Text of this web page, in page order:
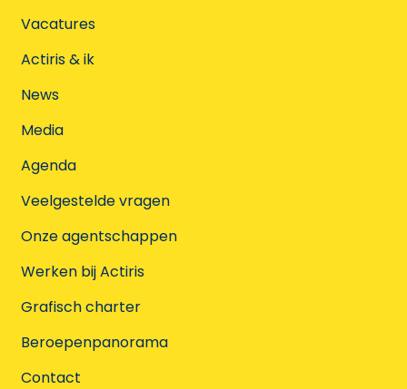
Vacatures
Actiris & ik
News
Media
Agenda
Veelgestelde vragen
Onze agentschappen
Werken bij Actiris
Grafisch charter
Beroepenpanorama
Contact